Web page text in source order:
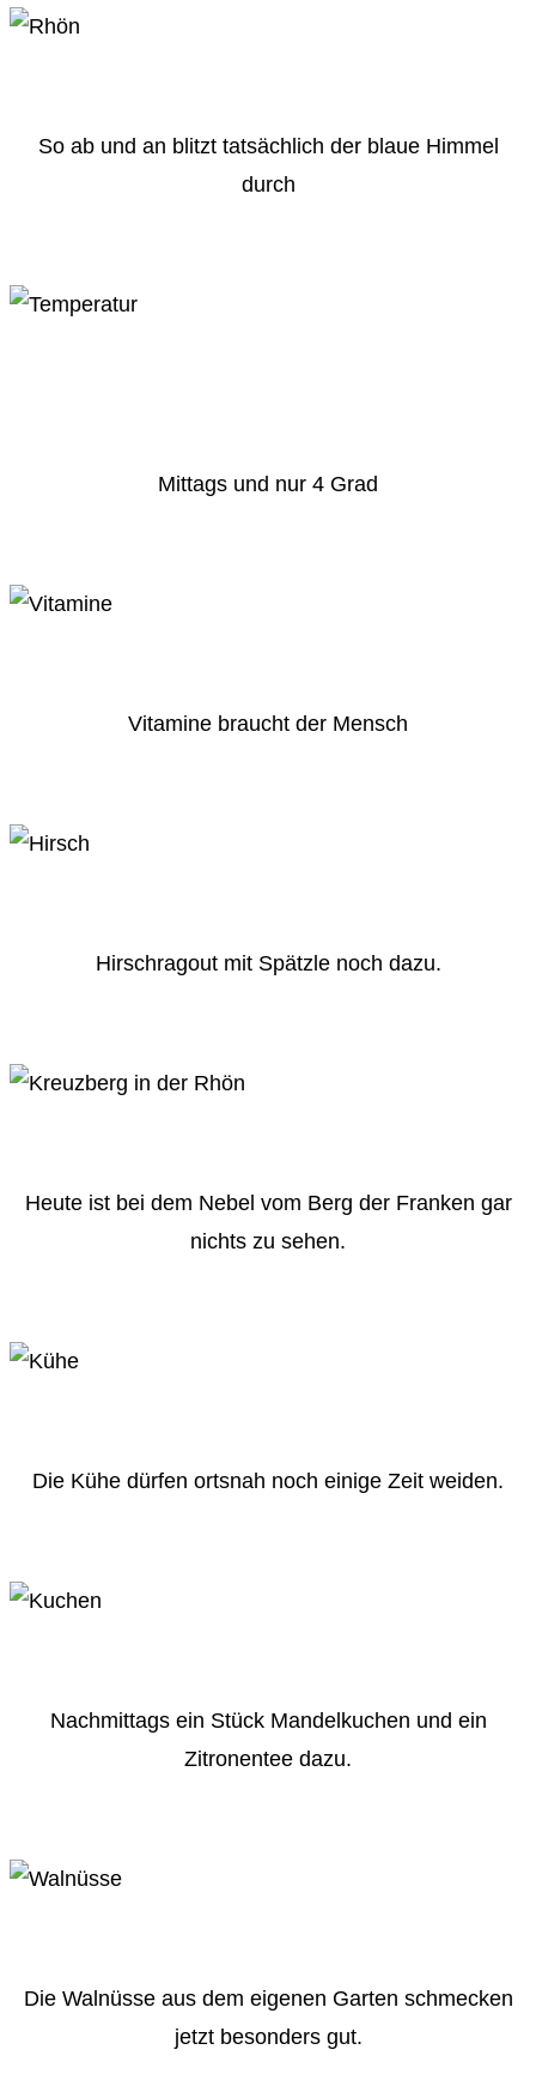
So ab und an blitzt tatsächlich der blaue Himmel
durch
Mittags und nur 4 Grad
Vitamine braucht der Mensch
Hirschragout mit Spätzle noch dazu.
Heute ist bei dem Nebel vom Berg der Franken gar
nichts zu sehen.
Die Kühe dürfen ortsnah noch einige Zeit weiden.
Nachmittags ein Stück Mandelkuchen und ein
Zitronentee dazu.
Die Walnüsse aus dem eigenen Garten schmecken
jetzt besonders gut.